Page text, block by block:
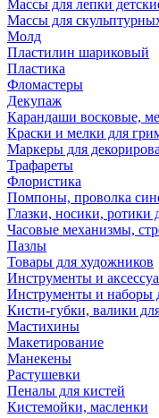
Массы для лепки
Массы для
Молд
Пластилин шариковый
Пластика
Фломастеры
Декупаж
Карандаши восковые,
Краски и мелки для
Маркеры для
Трафареты
Флористика
Помпоны, проволка
Глазки, носики, ротики
Часовые механизмы,
Пазлы
Товары для художников
Инструменты и
Инструменты и наборы
Кисти-губки, валики
Мастихины
Макетирование
Манекены
Растушевки
Пеналы для кистей
Кистемойки, масленки